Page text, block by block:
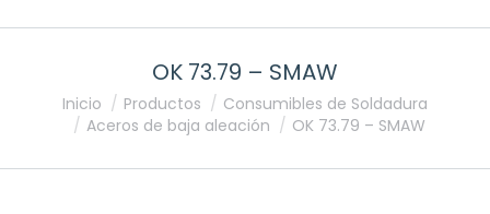
OK 73.79 – SMAW
Estás aquí:
Inicio Productos
Consumibles de Soldadura
Aceros de baja aleación
OK 73.79 – SMAW